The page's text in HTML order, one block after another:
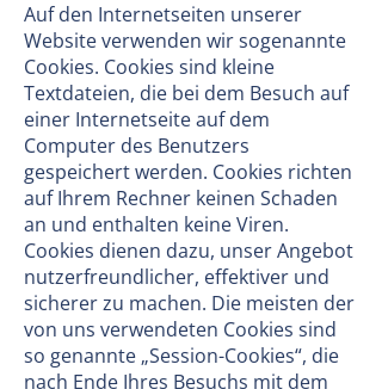
Auf den Internetseiten unserer
Website verwenden wir sogenannte
Cookies. Cookies sind kleine
Textdateien, die bei dem Besuch auf
einer Internetseite auf dem
Computer des Benutzers
gespeichert werden. Cookies richten
auf Ihrem Rechner keinen Schaden
an und enthalten keine Viren.
Cookies dienen dazu, unser Angebot
nutzerfreundlicher, effektiver und
sicherer zu machen. Die meisten der
von uns verwendeten Cookies sind
so genannte „Session-Cookies“, die
nach Ende Ihres Besuchs mit dem